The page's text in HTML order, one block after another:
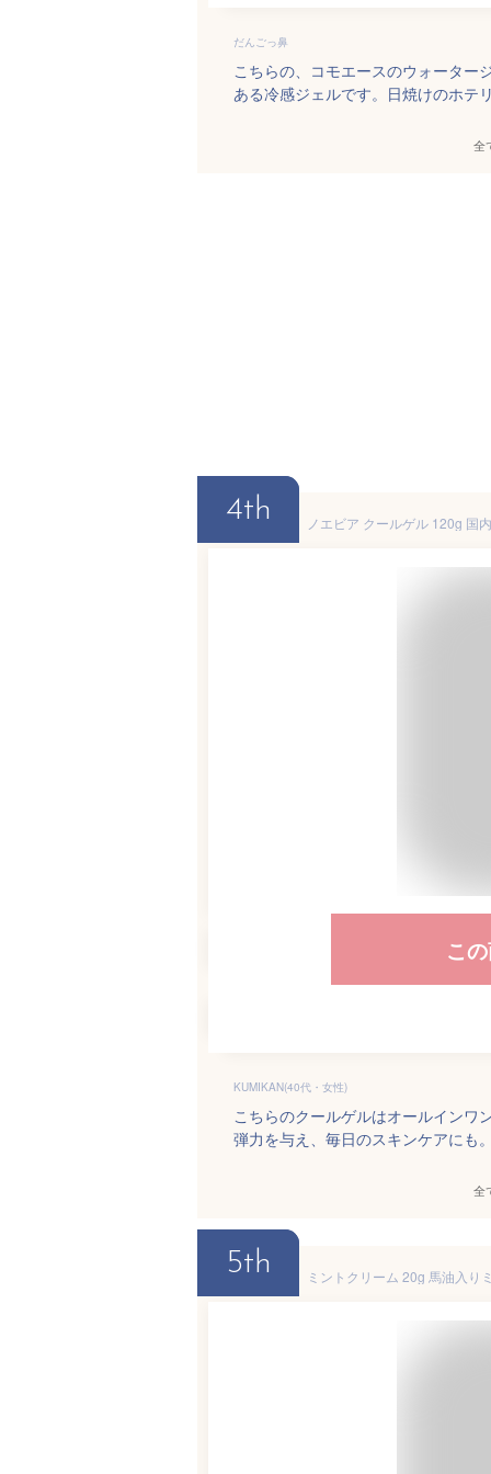
だんごっ鼻
こちらの、コモエースのウォーター
ある冷感ジェルです。日焼けのホテ
全
4th
こ
KUMIKAN(40代・女性)
こちらのクールゲルはオールインワ
弾力を与え、毎日のスキンケアにも
全
5th